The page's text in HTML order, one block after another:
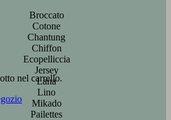
nel carrello.
Broccato
Cotone
Chantung
Chiffon
Ecopelliccia
Jersey
Lana
Lino
Mikado
Pailettes